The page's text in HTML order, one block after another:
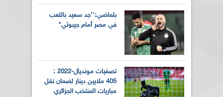
بلماضي:''جد سعيد باللعب
في مصر أمام جيبوتي"
تصفيات مونديال-2022 :
405 ملايين دينار لضمان نقل
مباريات المنتخب الجزائري